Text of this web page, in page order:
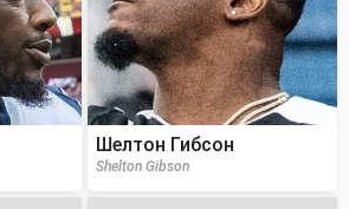
Шелтон Гибсон
Shelton Gibson